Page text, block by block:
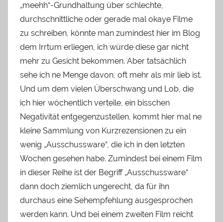
„meehh“-Grundhaltung über schlechte,
durchschnittliche oder gerade mal okaye Filme
zu schreiben, könnte man zumindest hier im Blog
dem Irrtum erliegen, ich würde diese gar nicht
mehr zu Gesicht bekommen. Aber tatsächlich
sehe ich ne Menge davon, oft mehr als mir lieb ist.
Und um dem vielen Überschwang und Lob, die
ich hier wöchentlich verteile, ein bisschen
Negativität entgegenzustellen, kommt hier mal ne
kleine Sammlung von Kurzrezensionen zu ein
wenig „Ausschussware“, die ich in den letzten
Wochen gesehen habe. Zumindest bei einem Film
in dieser Reihe ist der Begriff „Ausschussware“
dann doch ziemlich ungerecht, da für ihn
durchaus eine Sehempfehlung ausgesprochen
werden kann. Und bei einem zweiten Film reicht